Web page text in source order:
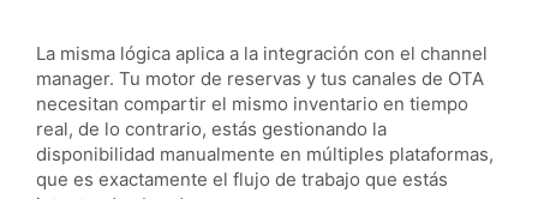
La misma lógica aplica a la integración con el channel
manager. Tu motor de reservas y tus canales de OTA
necesitan compartir el mismo inventario en tiempo
real, de lo contrario, estás gestionando la
disponibilidad manualmente en múltiples plataformas,
que es exactamente el flujo de trabajo que estás